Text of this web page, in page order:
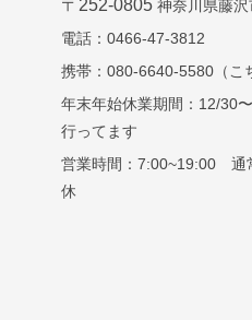
〒252-0805 神奈川県藤
電話：0466-47-3812
携帯：080-6640-5580（こ
年末年始休業期間：12/30
行ってます
営業時間：7:00~19:00
休